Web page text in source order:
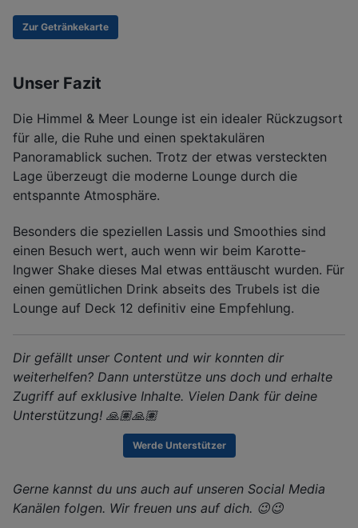
Zur Getränkekarte
Unser Fazit
Die Himmel & Meer Lounge ist ein idealer Rückzugsort
für alle, die Ruhe und einen spektakulären
Panoramablick suchen. Trotz der etwas versteckten
Lage überzeugt die moderne Lounge durch die
entspannte Atmosphäre.
Besonders die speziellen Lassis und Smoothies sind
einen Besuch wert, auch wenn wir beim Karotte-
Ingwer Shake dieses Mal etwas enttäuscht wurden. Für
einen gemütlichen Drink abseits des Trubels ist die
Lounge auf Deck 12 definitiv eine Empfehlung.
Dir gefällt unser Content und wir konnten dir
weiterhelfen? Dann unterstütze uns doch und erhalte
Zugriff auf exklusive Inhalte. Vielen Dank für deine
Unterstützung! 🙏🏽🙏🏽
Werde Unterstützer
Gerne kannst du uns auch auf unseren Social Media
Kanälen folgen. Wir freuen uns auf dich. 😉😉